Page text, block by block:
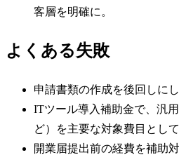
客層を明確に。
よくある失敗
申請書類の作成を後回しに
ITツール導入補助金で、汎
ど）を主要な対象費目として
開業届提出前の経費を補助